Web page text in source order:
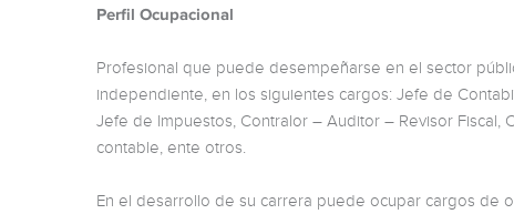
Perfil Ocupacional
Profesional que puede desempeñarse en el sector
independiente, en los siguientes cargos: Jefe de
Jefe de Impuestos, Contralor – Auditor – Revisor Fiscal,
contable, ente otros.
En el desarrollo de su carrera puede ocupar cargos de